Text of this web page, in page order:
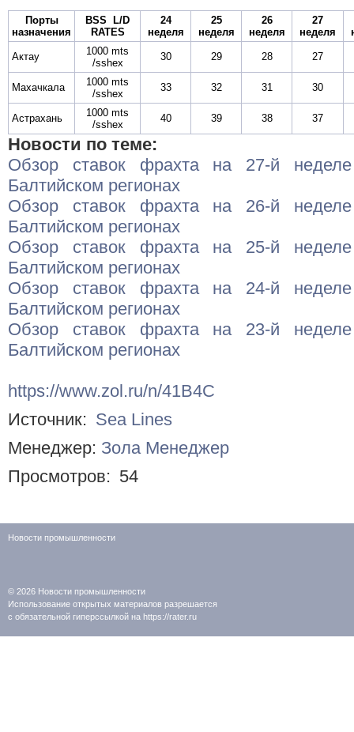
Порты
назначения
BSS L/D
RATES
24
неделя
25
неделя
26
неделя
27
неделя
Актау
1000 mts
/sshex
30 29 28 27
Махачкала
1000 mts
/sshex
33 32 31 30
Астрахань
1000 mts
/sshex
40 39 38 37
Новости по теме:
Обзор ставок фрахта на 27-й
Балтийском регионах
Обзор ставок фрахта на 26-й
Балтийском регионах
Обзор ставок фрахта на 25-й
Балтийском регионах
Обзор ставок фрахта на 24-й
Балтийском регионах
Обзор ставок фрахта на 23-й
Балтийском регионах
https://www.zol.ru/n/41B4C
Источник: Sea Lines
Менеджер: Зола Менеджер
Просмотров: 54
Новости промышленности
© 2026 Новости промышленности
Использование открытых материалов разрешается
с обязательной гиперссылкой на https://rater.ru